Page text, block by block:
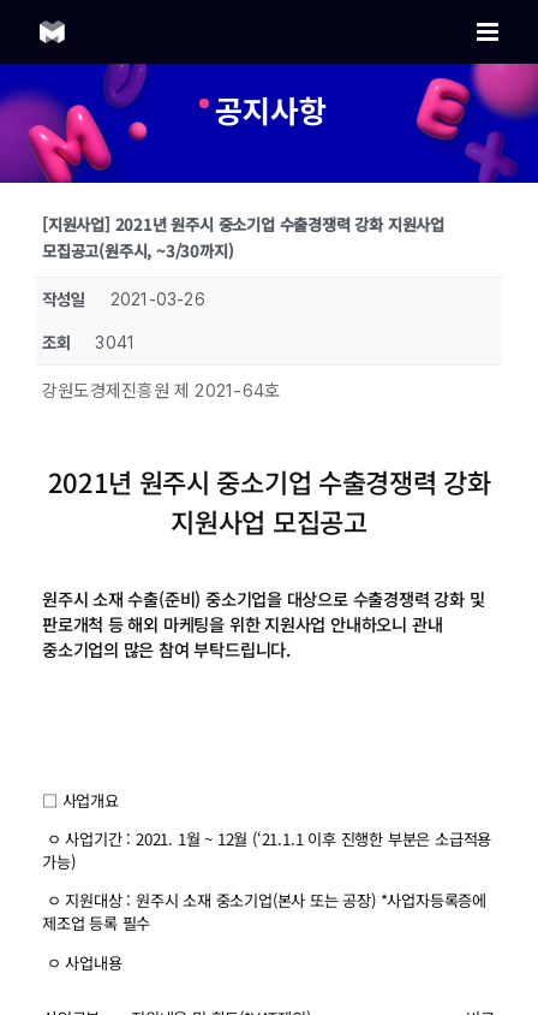
content
공지사항
[지원사업] 2021년 원주시 중소기업 수출경쟁력 강화 지원사업
모집공고(원주시, ~3/30까지)
작성일 2021-03-26
조회 3041
강원도경제진흥원 제 2021-64호
2021년 원주시 중소기업 수출경쟁력 강화
지원사업 모집공고
원주시 소재 수출(준비) 중소기업을 대상으로 수출경쟁력 강화 및
판로개척 등 해외 마케팅을 위한 지원사업 안내하오니 관내
중소기업의 많은 참여 부탁드립니다.
□ 사업개요
ㅇ 사업기간 : 2021. 1월 ~ 12월 (‘21.1.1 이후 진행한 부분은 소급적용
가능)
ㅇ 지원대상 : 원주시 소재 중소기업(본사 또는 공장) *사업자등록증에
제조업 등록 필수
ㅇ 사업내용